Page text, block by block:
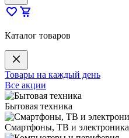
Каталог товаров
Товары на каждый день
Все акции
Бытовая техника
Смартфоны, ТВ и электроника